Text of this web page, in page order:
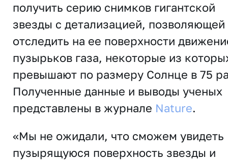
получить серию снимков гигантской
звезды с детализацией, позволяющей
отследить на ее поверхности
пузырьков газа, некоторые из
превышают по размеру Солнце в 75
Полученные данные и выводы ученых
представлены в журнале Nature.
«Мы не ожидали, что сможем увидеть
пузырящуюся поверхность звезды и